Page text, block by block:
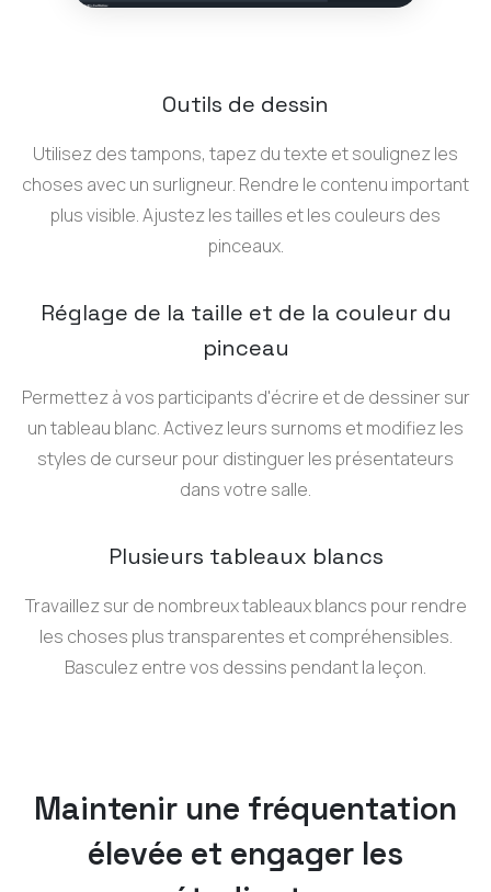
Outils de dessin
Utilisez des tampons, tapez du texte et soulignez les
choses avec un surligneur. Rendre le contenu important
plus visible. Ajustez les tailles et les couleurs des
pinceaux.
Réglage de la taille et de la couleur du
pinceau
Permettez à vos participants d'écrire et de dessiner sur
un tableau blanc. Activez leurs surnoms et modifiez les
styles de curseur pour distinguer les présentateurs
dans votre salle.
Plusieurs tableaux blancs
Travaillez sur de nombreux tableaux blancs pour rendre
les choses plus transparentes et compréhensibles.
Basculez entre vos dessins pendant la leçon.
Maintenir une fréquentation
élevée et engager les